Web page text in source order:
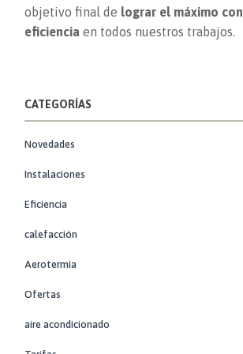
objetivo final de lograr el máximo
eficiencia en todos nuestros trabajos.
CATEGORÍAS
Novedades
Instalaciones
Eficiencia
calefacción
Aerotermia
Ofertas
aire acondicionado